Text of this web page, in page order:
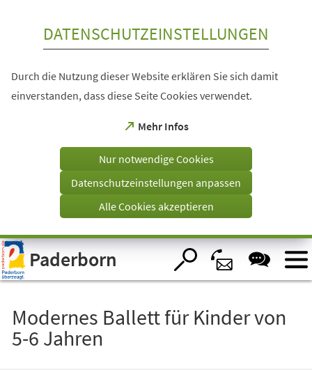
Visuelle
Assistenzsoftware
öffnen.
DATENSCHUTZEINSTELLUNGEN
Durch die Nutzung dieser Website erklären Sie sich damit
einverstanden, dass diese Seite Cookies verwendet.
Mehr Infos
(Öffnet
einem
Tab)
Nur notwendige Cookies
Datenschutzeinstellungen anpassen
Alle Cookies akzeptieren
Paderborn
Modernes Ballett für Kinder von
5-6 Jahren